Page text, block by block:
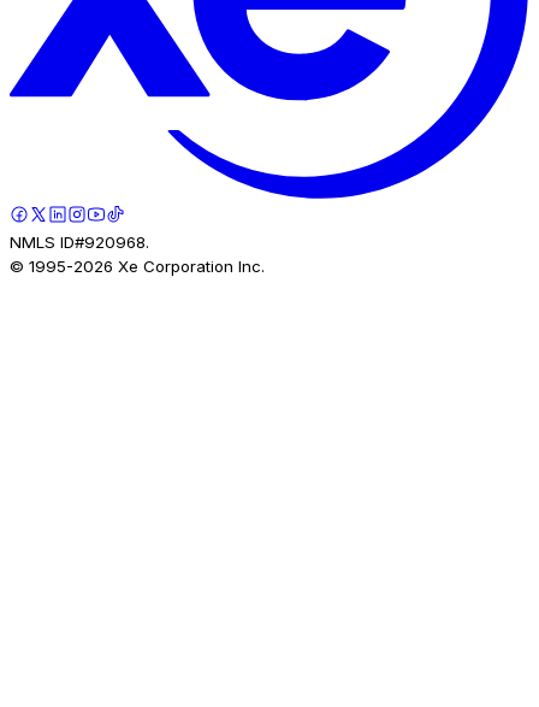
NMLS ID#920968.
© 1995-2026 Xe Corporation Inc.